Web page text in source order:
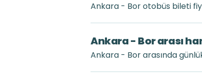
Ankara - Bor otobüs bileti
Ankara - Bor arası
Ankara - Bor arasında